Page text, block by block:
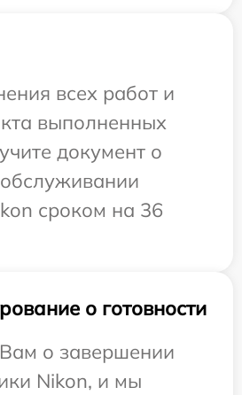
всех работ и
выполненных
документ о
сроком на 36
о готовности
о завершении
Nikon, и мы